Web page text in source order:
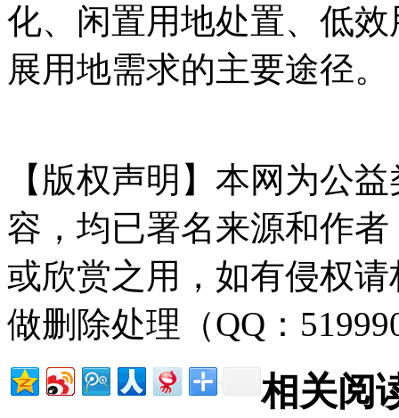
化、闲置用地处置、低
展用地需求的主要途径。
【版权声明】本网为公
容，均已署名来源和作
或欣赏之用，如有侵权
做删除处理（QQ：
相关阅